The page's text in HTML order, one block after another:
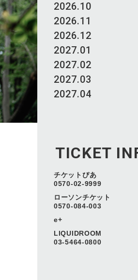
2026.10
2026.11
2026.12
2027.01
2027.02
2027.03
2027.04
TICKET
チケットぴあ
0570-02-9999
ローソンチケット
0570-084-003
e+
LIQUIDROOM
03-5464-0800